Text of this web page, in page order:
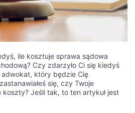
ile kosztuje sprawa sądowa
Czy zdarzyło Ci się kiedyś
który będzie Cię
się, czy Twoje
Jeśli tak, to ten artykuł jest